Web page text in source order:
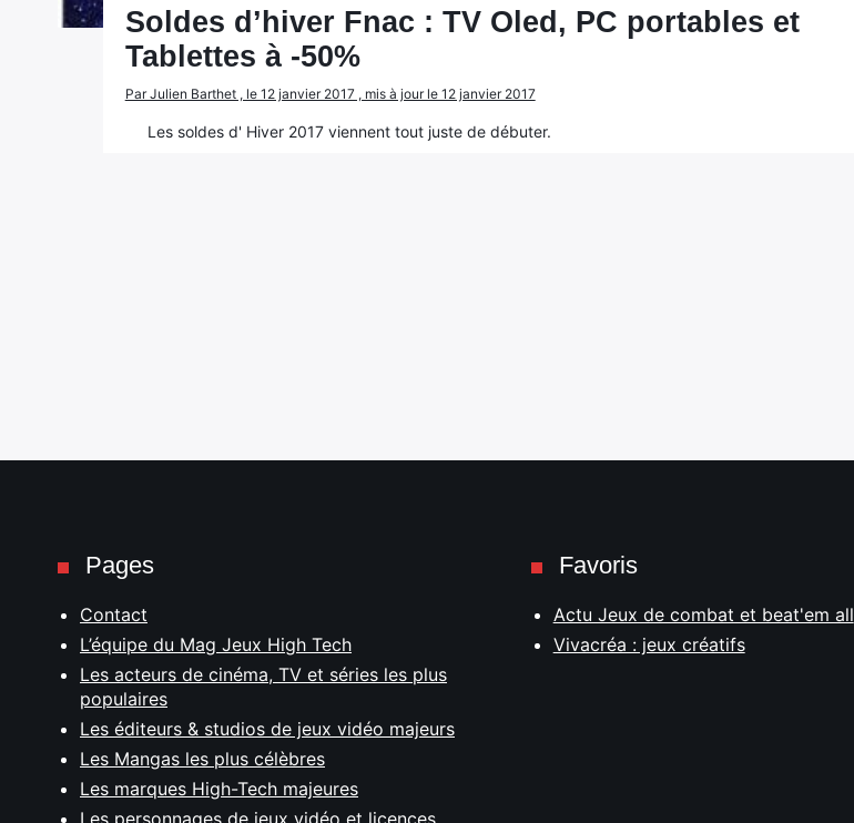
Soldes d’hiver Fnac : TV Oled, PC portables et
Tablettes à -50%
Par Julien Barthet , le 12 janvier 2017 , mis à jour le 12 janvier 2017
Les soldes d' Hiver 2017 viennent tout juste de débuter.
Pages
Contact
L’équipe du Mag Jeux High Tech
Les acteurs de cinéma, TV et séries les plus
populaires
Les éditeurs & studios de jeux vidéo majeurs
Les Mangas les plus célèbres
Les marques High-Tech majeures
Les personnages de jeux vidéo et licences
Favoris
Actu Jeux de combat et beat'em all
Vivacréa : jeux créatifs